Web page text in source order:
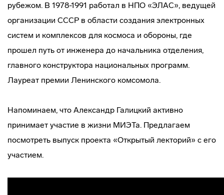
рубежом. В 1978-1991 работал в НПО «ЭЛАС», ведущей
организации СССР в области создания электронных
систем и комплексов для космоса и обороны, где
прошел путь от инженера до начальника отделения,
главного конструктора национальных программ.
Лауреат премии Ленинского комсомола.
Напоминаем, что Александр Галицкий активно
принимает участие в жизни МИЭТа. Предлагаем
посмотреть выпуск проекта «Открытый лекторий» с его
участием.